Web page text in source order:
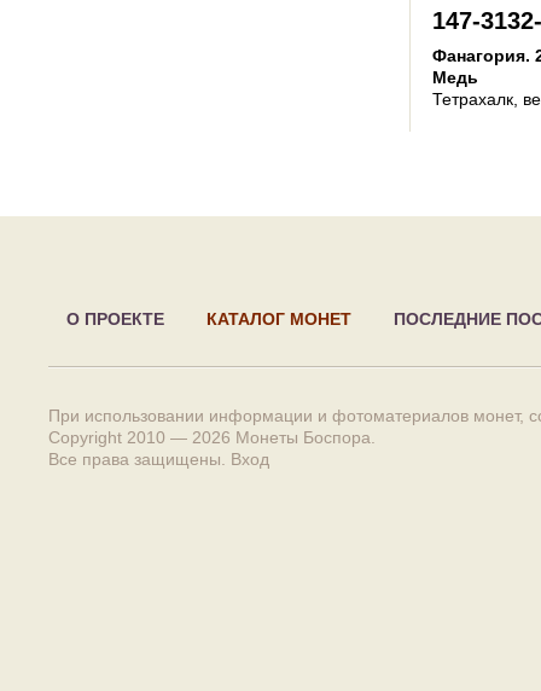
147-
Фанагория.
Медь
Тетрахалк ,
О ПРОЕКТЕ КАТАЛОГ МОНЕТ ПОСЛЕДНИЕ
При использовании информации и фотоматериалов монет,
Copyright 2010 — 2026 Монеты Боспора
Все права защищены. Вход